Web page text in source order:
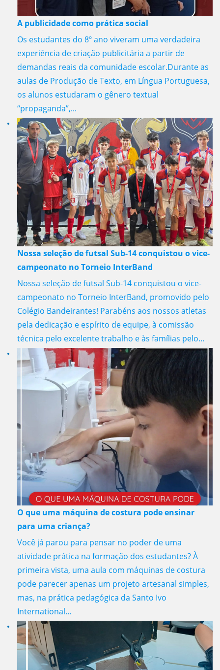
A publicidade como prática social
Os estudantes do 8º ano viveram uma verdadeira
experiência de criação publicitária a partir de
demandas reais da comunidade escolar.Durante as
aulas de Produção de Texto, em Língua Portuguesa,
os alunos estudaram o gênero textual
“propaganda”,...
Nossa seleção de futsal Sub-14 conquistou o vice-
campeonato no Torneio InterBand
Nossa seleção de futsal Sub-14 conquistou o vice-
campeonato no Torneio InterBand, promovido pelo
Colégio Bandeirantes! Parabéns aos nossos atletas
pela dedicação e espírito de equipe, à comissão
técnica pelo excelente trabalho e às famílias pelo...
O que uma máquina de costura pode ensinar
para uma criança?
Você já parou para pensar no poder de uma
atividade prática na formação dos estudantes? À
primeira vista, uma aula com máquinas de costura
pode parecer apenas um projeto artesanal simples,
mas, na prática pedagógica da Santo Ivo
International...